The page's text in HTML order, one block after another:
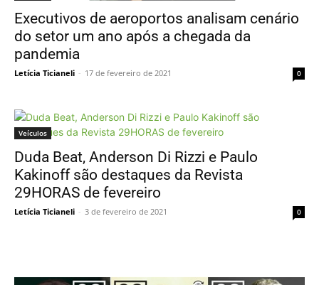
Executivos de aeroportos analisam cenário
do setor um ano após a chegada da
pandemia
Letícia Ticianeli - 17 de fevereiro de 2021 0
Veículos
Duda Beat, Anderson Di Rizzi e Paulo
Kakinoff são destaques da Revista
29HORAS de fevereiro
Letícia Ticianeli - 3 de fevereiro de 2021 0